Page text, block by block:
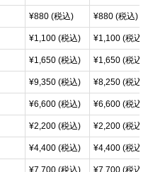
¥880 (税込) ¥880 (税込)
¥1,100 (税込) ¥1,100 (税込)
¥1,650 (税込) ¥1,650 (税込)
¥9,350 (税込) ¥8,250 (税込)
¥6,600 (税込) ¥6,600 (税込)
¥2,200 (税込) ¥2,200 (税込)
¥4,400 (税込) ¥4,400 (税込)
¥7,700 (税込) ¥7,700 (税込)